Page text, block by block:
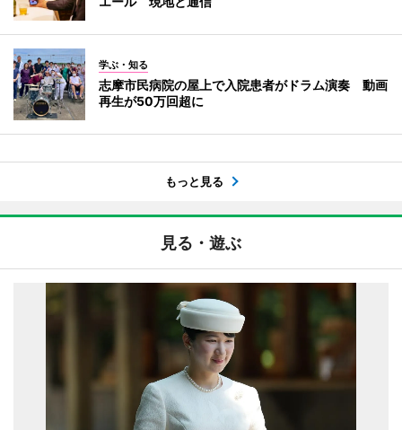
学ぶ・知る
志摩市民病院の屋上で入院患者がドラム演奏 動画
再生が50万回超に
もっと見る
見る・遊ぶ